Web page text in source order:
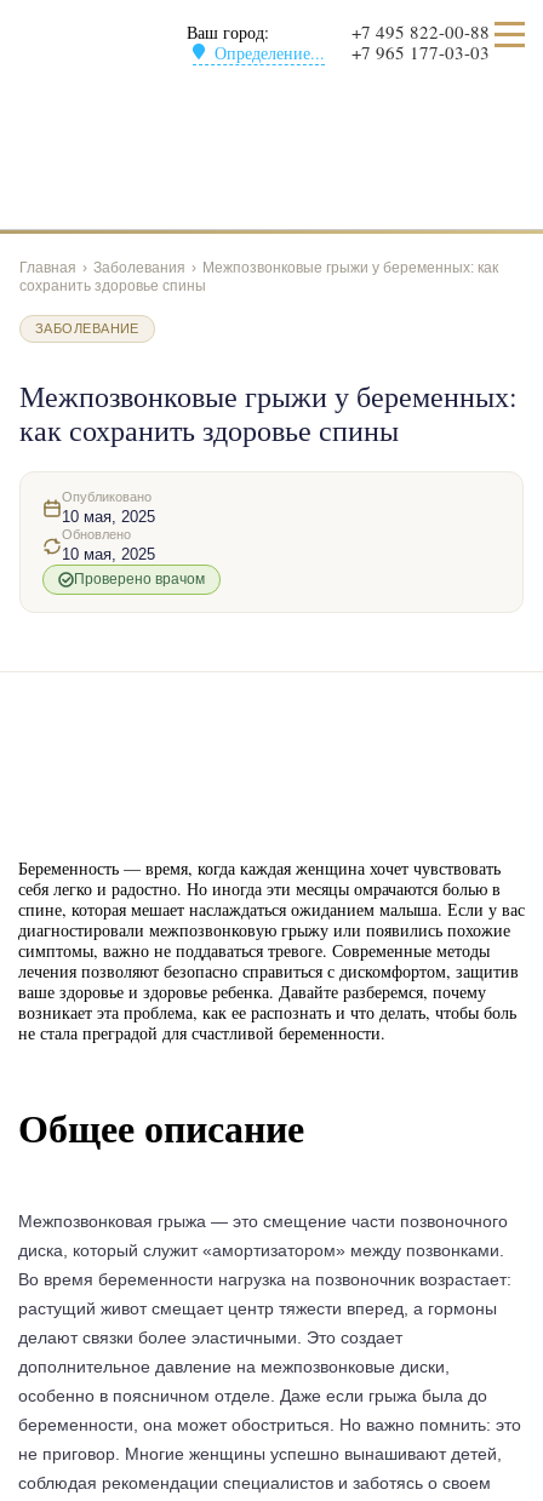
Ваш город:
Определение...
+7 495 822-00-88
+7 965 177-03-03
Главная › Заболевания › Межпозвонковые грыжи у беременных: как
сохранить здоровье спины
ЗАБОЛЕВАНИЕ
Межпозвонковые грыжи у беременных:
как сохранить здоровье спины
Опубликовано
10 мая, 2025
Обновлено
10 мая, 2025
Проверено врачом
Беременность — время, когда каждая женщина хочет чувствовать
себя легко и радостно. Но иногда эти месяцы омрачаются болью в
спине, которая мешает наслаждаться ожиданием малыша. Если у вас
диагностировали межпозвонковую грыжу или появились похожие
симптомы, важно не поддаваться тревоге. Современные методы
лечения позволяют безопасно справиться с дискомфортом, защитив
ваше здоровье и здоровье ребенка. Давайте разберемся, почему
возникает эта проблема, как ее распознать и что делать, чтобы боль
не стала преградой для счастливой беременности.
Общее описание
Межпозвонковая грыжа — это смещение части позвоночного
диска, который служит «амортизатором» между позвонками.
Во время беременности нагрузка на позвоночник возрастает:
растущий живот смещает центр тяжести вперед, а гормоны
делают связки более эластичными. Это создает
дополнительное давление на межпозвонковые диски,
особенно в поясничном отделе. Даже если грыжа была до
беременности, она может обостриться. Но важно помнить: это
не приговор. Многие женщины успешно вынашивают детей,
соблюдая рекомендации специалистов и заботясь о своем